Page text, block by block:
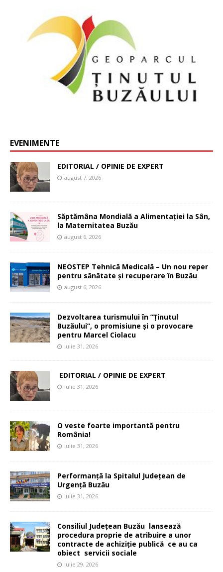
EVENIMENTE
EDITORIAL / OPINIE DE EXPERT
august 7, 2026
Săptămâna Mondială a Alimentației la Sân,
la Maternitatea Buzău
august 6, 2026
NEOSTEP Tehnică Medicală – Un nou reper
pentru sănătate și recuperare în Buzău
august 6, 2026
Dezvoltarea turismului în ”Ținutul
Buzăului”, o promisiune și o provocare
pentru Marcel Ciolacu
iulie 31, 2026
EDITORIAL / OPINIE DE EXPERT
iulie 31, 2026
O veste foarte importantă pentru
România!
iulie 31, 2026
Performanță la Spitalul Județean de
Urgență Buzău
iulie 31, 2026
Consiliul Județean Buzău lansează
procedura proprie de atribuire a unor
contracte de achiziție publică ce au ca
obiect servicii sociale
iulie 29, 2026